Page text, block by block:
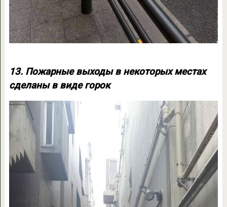
13. Пожарные выходы в некоторых местах
сделаны в виде горок